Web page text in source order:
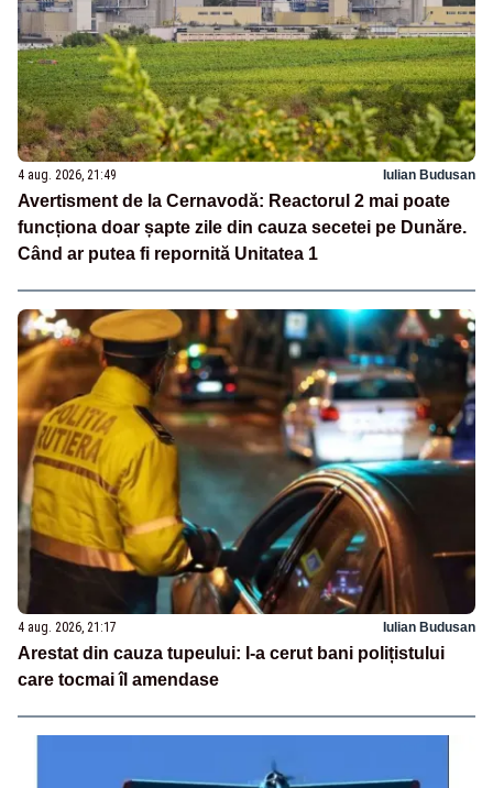
4 aug. 2026, 21:49 Iulian Budusan
Avertisment de la Cernavodă: Reactorul 2 mai poate
funcționa doar șapte zile din cauza secetei pe Dunăre.
Când ar putea fi repornită Unitatea 1
4 aug. 2026, 21:17 Iulian Budusan
Arestat din cauza tupeului: I-a cerut bani polițistului
care tocmai îl amendase